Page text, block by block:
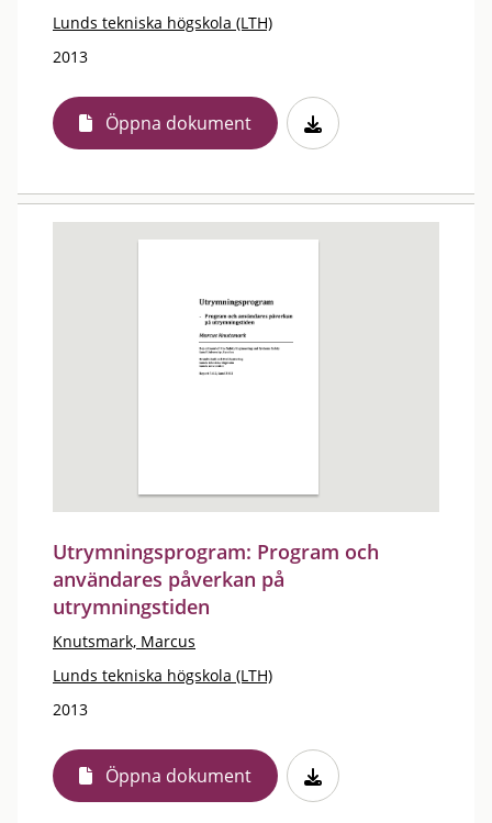
Lunds tekniska högskola (LTH)
2013
Öppna dokument
Utrymningsprogram: Program och
användares påverkan på
utrymningstiden
Knutsmark, Marcus
Lunds tekniska högskola (LTH)
2013
Öppna dokument